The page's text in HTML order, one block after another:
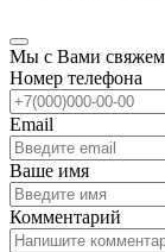
Мы с Вами
Номер телефона
Email
Ваше имя
Комментарий